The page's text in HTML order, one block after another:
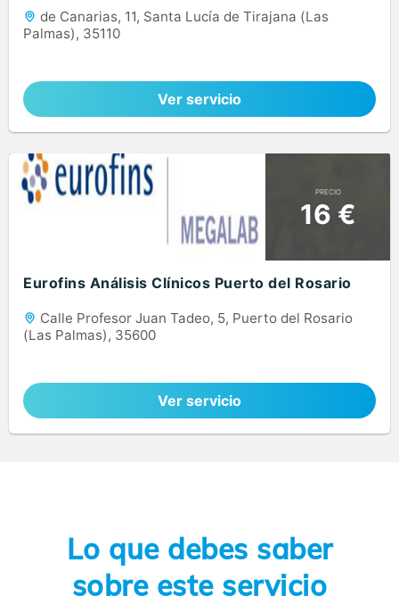
de Canarias, 11, Santa Lucía de Tirajana (Las
Palmas), 35110
Ver servicio
PRECIO
16 €
Eurofins Análisis Clínicos Puerto del Rosario
Calle Profesor Juan Tadeo, 5, Puerto del Rosario
(Las Palmas), 35600
Ver servicio
Lo que debes saber
sobre este servicio